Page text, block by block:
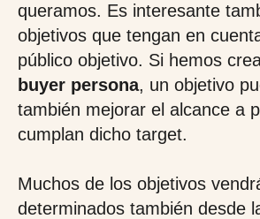
queramos. Es interesante
objetivos que tengan en
público objetivo. Si hemos
buyer persona, un objetivo
también mejorar el alcance a
cumplan dicho target.
Muchos de los objetivos
determinados también desde